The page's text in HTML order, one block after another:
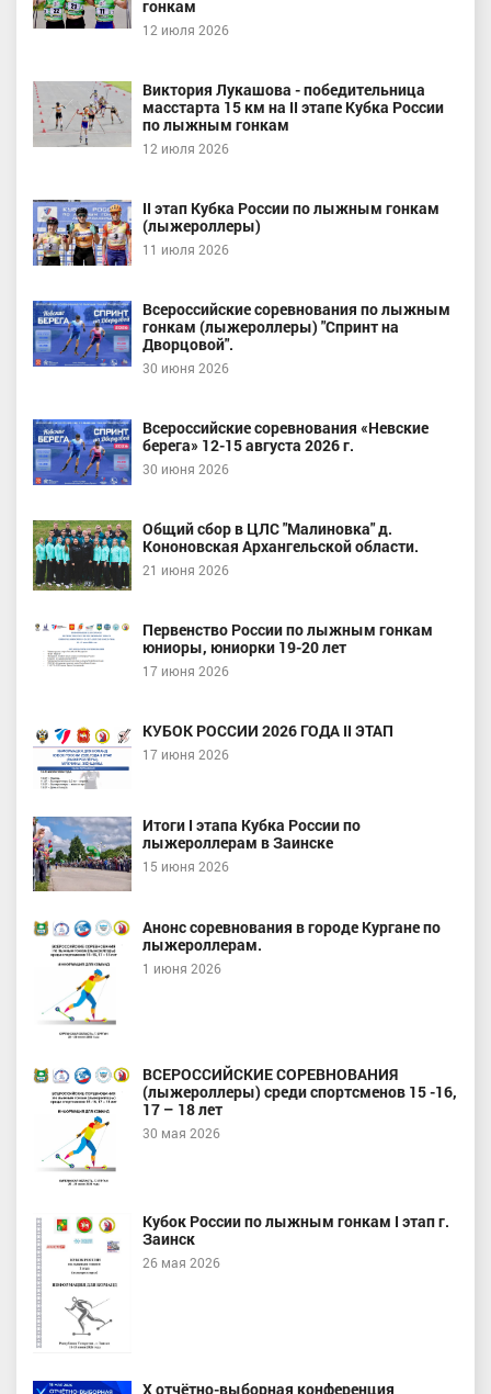
гонкам
12 июля 2026
Виктория Лукашова - победительница
масстарта 15 км на II этапе Кубка России
по лыжным гонкам
12 июля 2026
II этап Кубка России по лыжным гонкам
(лыжероллеры)
11 июля 2026
Всероссийские соревнования по лыжным
гонкам (лыжероллеры) "Спринт на
Дворцовой".
30 июня 2026
Всероссийские соревнования «Невские
берега» 12-15 августа 2026 г.
30 июня 2026
Общий сбор в ЦЛС "Малиновка" д.
Кононовская Архангельской области.
21 июня 2026
Первенство России по лыжным гонкам
юниоры, юниорки 19-20 лет
17 июня 2026
КУБОК РОССИИ 2026 ГОДА II ЭТАП
17 июня 2026
Итоги I этапа Кубка России по
лыжероллерам в Заинске
15 июня 2026
Анонс соревнования в городе Кургане по
лыжероллерам.
1 июня 2026
ВСЕРОССИЙСКИЕ СОРЕВНОВАНИЯ
(лыжероллеры) среди спортсменов 15 -16,
17 – 18 лет
30 мая 2026
Кубок России по лыжным гонкам I этап г.
Заинск
26 мая 2026
X отчётно-выборная конференция